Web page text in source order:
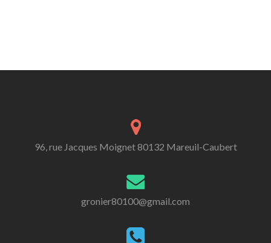
96, rue Jacques Moignet 80132 Mareuil-Caubert
gronier80100@gmail.com